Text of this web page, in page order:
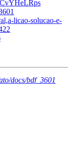
licao-solucao-e-
docs/bdf_3601